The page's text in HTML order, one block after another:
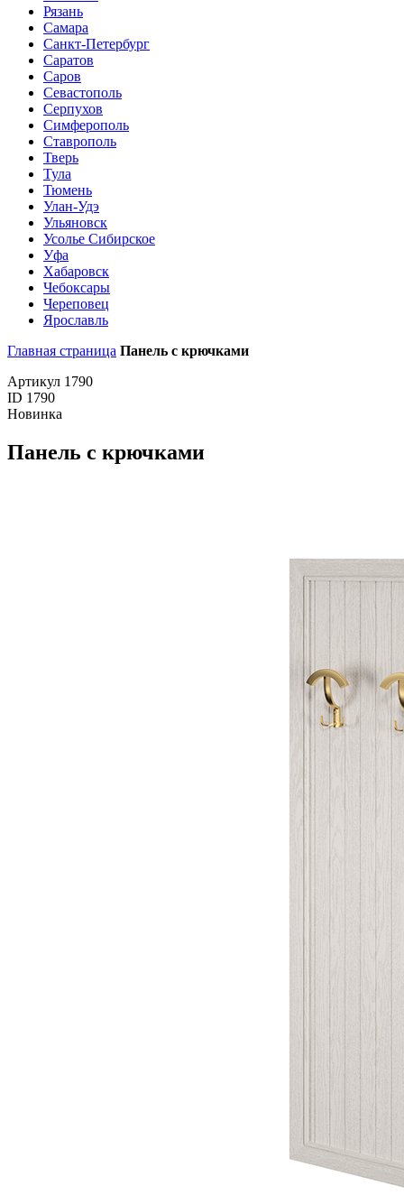
Рязань
Самара
Санкт-Петербург
Саратов
Саров
Севастополь
Серпухов
Симферополь
Ставрополь
Тверь
Тула
Тюмень
Улан-Удэ
Ульяновск
Усолье Сибирское
Уфа
Хабаровск
Чебоксары
Череповец
Ярославль
Главная страница Панель с крючками
Артикул 1790
ID 1790
Новинка
Панель с крючками